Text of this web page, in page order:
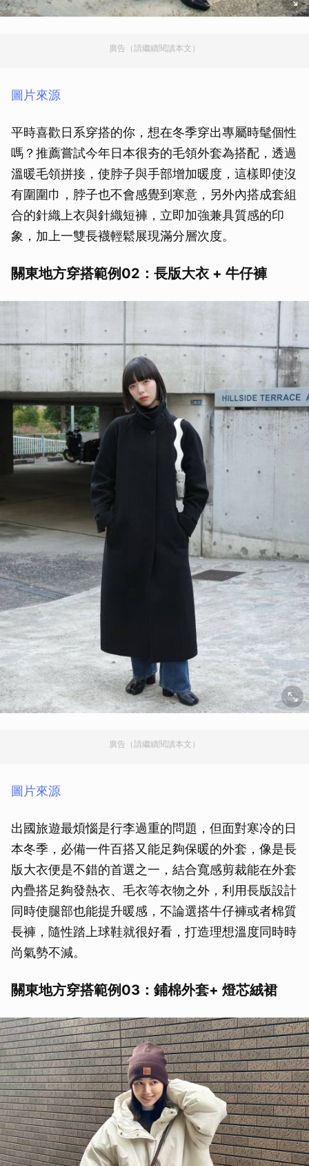
廣告（請繼續閱讀本文）
圖片來源
平時喜歡日系穿搭的你，想在冬季穿出專屬時髦個性
嗎？推薦嘗試今年日本很夯的毛領外套為搭配，透過
溫暖毛領拼接，使脖子與手部增加暖度，這樣即使沒
有圍圍巾，脖子也不會感覺到寒意，另外內搭成套組
合的針織上衣與針織短褲，立即加強兼具質感的印
象，加上一雙長襪輕鬆展現滿分層次度。
關東地方穿搭範例02：長版大衣 + 牛仔褲
廣告（請繼續閱讀本文）
圖片來源
出國旅遊最煩惱是行李過重的問題，但面對寒冷的日
本冬季，必備一件百搭又能足夠保暖的外套，像是長
版大衣便是不錯的首選之一，結合寬感剪裁能在外套
內疊搭足夠發熱衣、毛衣等衣物之外，利用長版設計
同時使腿部也能提升暖感，不論選搭牛仔褲或者棉質
長褲，隨性踏上球鞋就很好看，打造理想溫度同時時
尚氣勢不減。
關東地方穿搭範例03：鋪棉外套+ 燈芯絨裙